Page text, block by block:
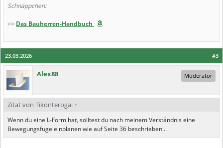
Schnäppchen:
>> Das Bauherren-Handbuch
#3
23.03.2026
Alex88 Moderator
Zitat von Tikonteroga: ↑
Wenn du eine L-Form hat, solltest du nach meinem Verständnis eine
Bewegungsfuge einplanen wie auf Seite 36 beschrieben...